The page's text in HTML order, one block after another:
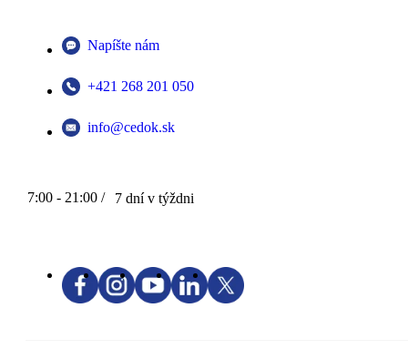
Napíšte nám
+421 268 201 050
info@cedok.sk
7:00 - 21:00 / 7 dní v týždni